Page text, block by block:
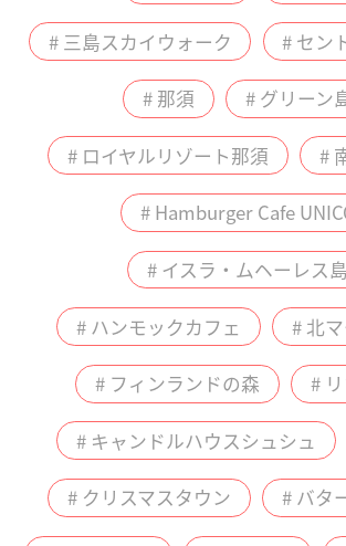
# 三島スカイウォーク # セン
# 那須 # グリーン
# ロイヤルリゾート那須 #
# Hamburger Cafe
# イスラ・ムヘーレス島
# ハンモックカフェ # 北
# フィンランドの森 #
# キャンドルハウスシュシュ
# クリスマスタウン # バタ